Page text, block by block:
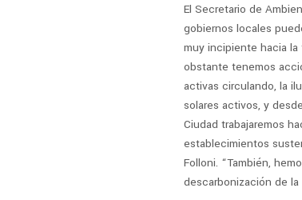
El Secretario de
gobiernos locales
muy incipiente hacia
obstante tenemos
activas circulando, la
solares activos, y
Ciudad trabajaremos
establecimientos
Folloni. “También,
descarbonización de